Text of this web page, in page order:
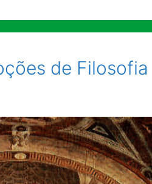
de Filosofia